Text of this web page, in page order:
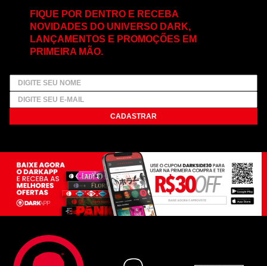
FIQUE POR DENTRO E RECEBA
NOVIDADES DO UNIVERSO DARK,
LANÇAMENTOS E PROMOÇÕES EM
PRIMEIRA MÃO.
CADASTRAR